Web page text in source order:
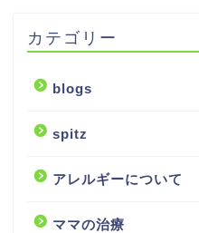
カテゴリー
blogs
spitz
アレルギーについて
ママの治療